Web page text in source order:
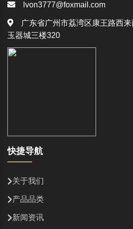
lvon3777@foxmail.com
广东省广州市荔湾区康王路西来
玉器城三楼320
快捷导航
关于我们
产品品类
新闻资讯